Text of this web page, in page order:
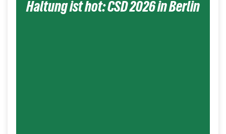
Haltung ist hot: CSD 2026 in Berlin